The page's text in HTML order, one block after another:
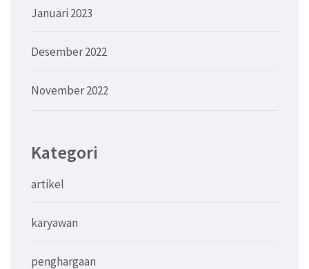
Januari 2023
Desember 2022
November 2022
Kategori
artikel
karyawan
penghargaan